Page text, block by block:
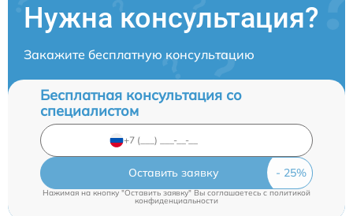
Нужна консультация?
Закажите бесплатную консультацию
Бесплатная консультация со
специалистом
Оставить заявку
Нажимая на кнопку "Оставить заявку" Вы соглашаетесь cполитикой
конфиденциальности